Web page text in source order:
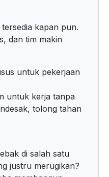
kapan pun.
dan tim makin
untuk pekerjaan
untuk kerja tanpa
tolong tahan
di salah satu
justru merugikan?